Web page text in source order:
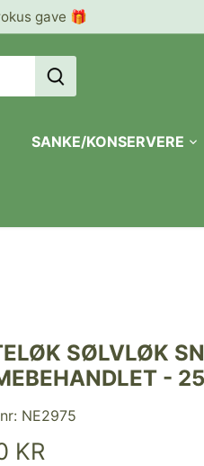
gave 🎁
SANKE/KONSERVERE
SØLVLØK
-
NE2975
KR